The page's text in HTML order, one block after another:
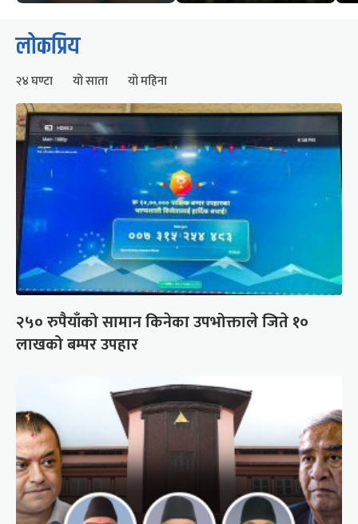
लोकप्रिय
२४ घण्टा यो साता यो महिना
२५० रुपैयाँको सामान किनेका उपभोक्ताले जिते १०
लाखको बम्पर उपहार